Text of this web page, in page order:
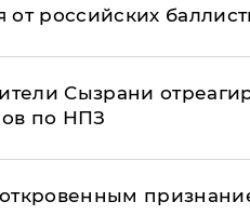
от российских
Сызрани
по НПЗ